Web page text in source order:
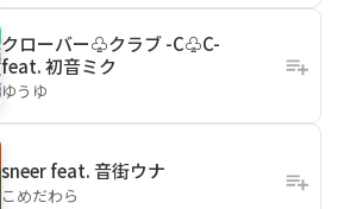
クローバー♧クラブ -C♧C-
feat. 初音ミク
ゆうゆ
sneer feat. 音街ウナ
こめだわら